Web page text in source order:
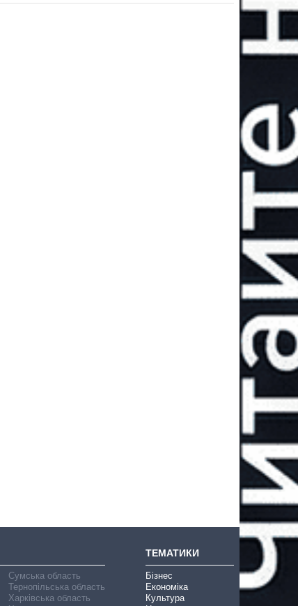
Сумська область
Тернопільська область
Харківська область
ТЕМАТИКИ
Бізнес
Економіка
Культура